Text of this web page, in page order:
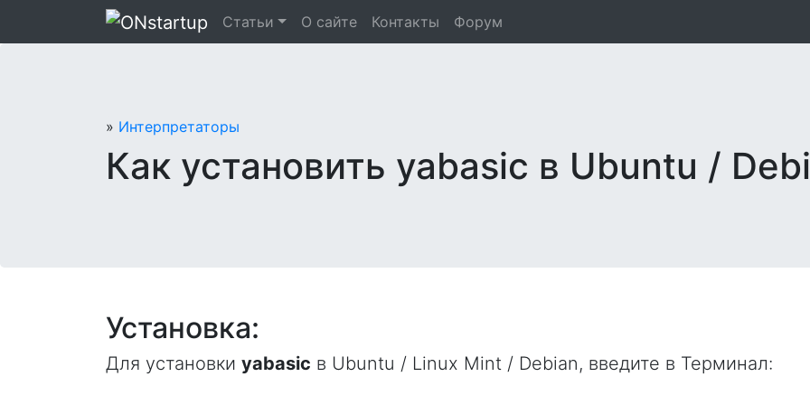
Статьи О сайте Контакты Форум
» Интерпретаторы
Как установить yabasic в Ubuntu /
Установка:
Для установки yabasic в Ubuntu / Linux Mint / Debian, введите в Терминал: